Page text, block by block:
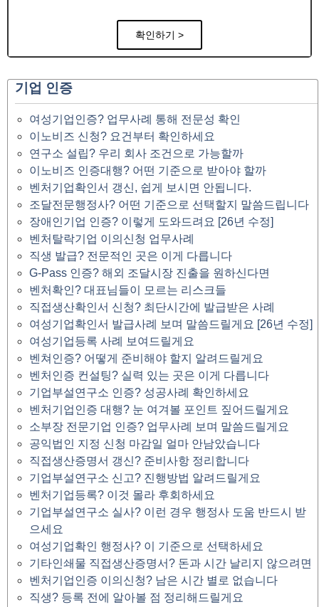
확인하기 >
기업 인증
여성기업인증? 업무사례 통해 전문성 확인
이노비즈 신청? 요건부터 확인하세요
연구소 설립? 우리 회사 조건으로 가능할까
이노비즈 인증대행? 어떤 기준으로 받아야 할까
벤처기업확인서 갱신, 쉽게 보시면 안됩니다.
조달전문행정사? 어떤 기준으로 선택할지 말씀드립니다
장애인기업 인증? 이렇게 도와드려요 [26년 수정]
벤처탈락기업 이의신청 업무사례
직생 발급? 전문적인 곳은 이게 다릅니다
G-Pass 인증? 해외 조달시장 진출을 원하신다면
벤처확인? 대표님들이 모르는 리스크들
직접생산확인서 신청? 최단시간에 발급받은 사례
여성기업확인서 발급사례 보며 말씀드릴게요 [26년 수정]
여성기업등록 사례 보여드릴게요
벤쳐인증? 어떻게 준비해야 할지 알려드릴게요
벤처인증 컨설팅? 실력 있는 곳은 이게 다릅니다
기업부설연구소 인증? 성공사례 확인하세요
벤처기업인증 대행? 눈 여겨볼 포인트 짚어드릴게요
소부장 전문기업 인증? 업무사례 보며 말씀드릴게요
공익법인 지정 신청 마감일 얼마 안남았습니다
직접생산증명서 갱신? 준비사항 정리합니다
기업부설연구소 신고? 진행방법 알려드릴게요
벤처기업등록? 이것 몰라 후회하세요
기업부설연구소 실사? 이런 경우 행정사 도움 반드시 받
으세요
여성기업확인 행정사? 이 기준으로 선택하세요
기타인쇄물 직접생산증명서? 돈과 시간 날리지 않으려면
벤처기업인증 이의신청? 남은 시간 별로 없습니다
직생? 등록 전에 알아볼 점 정리해드릴게요